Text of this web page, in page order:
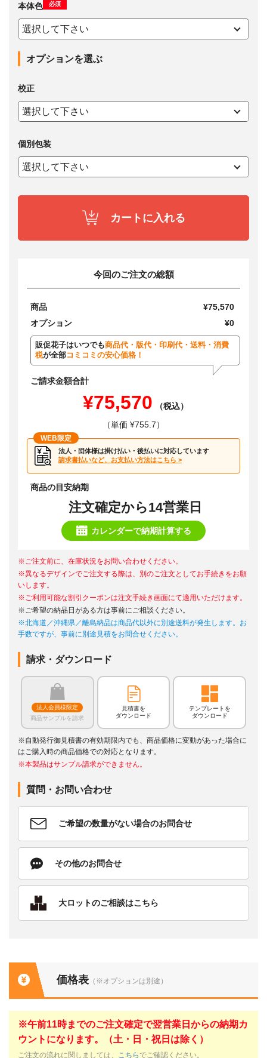
本体色 必須
オプションを選ぶ
校正
個別包装
カートに入れる
今回のご注文の総額
商品
¥75,570
オプション
¥0
販促花子はいつでも商品代・版代・印刷代・送料・消費
税が全部コミコミの安心価格！
ご請求金額合計
¥75,570
（税込）
（単価 ¥755.7）
WEB限定
法人・団体様は掛け払い・後払いに対応しています
請求書払いなど、お支払い方法はこちら >
商品の目安納期
注文確定から14営業日
カレンダーで納期計算する
※ご注文前に、在庫状況をお問い合わせください。
※異なるデザインでご注文する際は、別のご注文としてお手続きをお願
いします。
※ご利用可能な割引クーポンは注文手続き画面にて適用いただけます。
※ご希望の納品日がある方は事前にご相談ください。
※北海道／沖縄県／離島納品は商品代以外に別途送料が発生します。お
手数ですが、事前に別途見積をお問合せください。
請求・ダウンロード
法人会員様限定
商品サンプルを請求
見積書を
ダウンロード
テンプレートを
ダウンロード
※自動発行御見積書の有効期限内でも、商品価格に変動があった場合に
はご購入時の商品価格での対応となります。
※本製品はサンプル請求ができません。
質問・お問い合わせ
ご希望の数量がない場合のお問合せ
その他のお問合せ
大ロットのご相談はこちら
価格表 （※オプションは別途）
※午前11時までのご注文確定で翌営業日からの納期カ
ウントになります。（土・日・祝日は除く）
ご注文の流れに関しましては、 こちら でご確認ください。